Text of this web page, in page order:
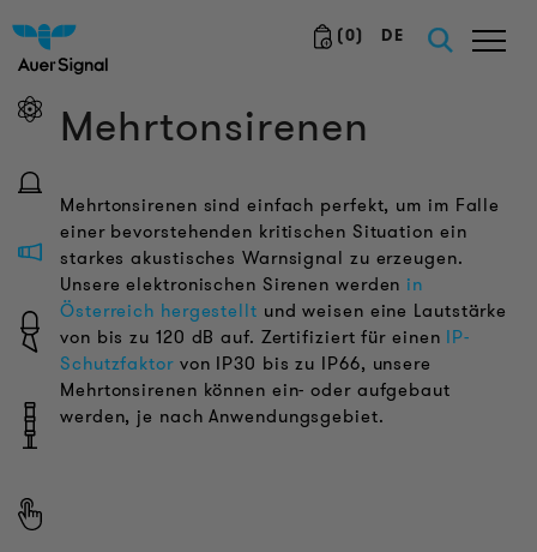
(0) DE
Mehrtonsirenen
Mehrtonsirenen sind einfach perfekt, um im Falle
einer bevorstehenden kritischen Situation ein
starkes akustisches Warnsignal zu erzeugen.
Unsere elektronischen Sirenen werden in
Österreich hergestellt und weisen eine Lautstärke
von bis zu 120 dB auf. Zertifiziert für einen IP-
Schutzfaktorvon IP30 bis zu IP66, unsere
Mehrtonsirenen können ein- oder aufgebaut
werden, je nach Anwendungsgebiet.